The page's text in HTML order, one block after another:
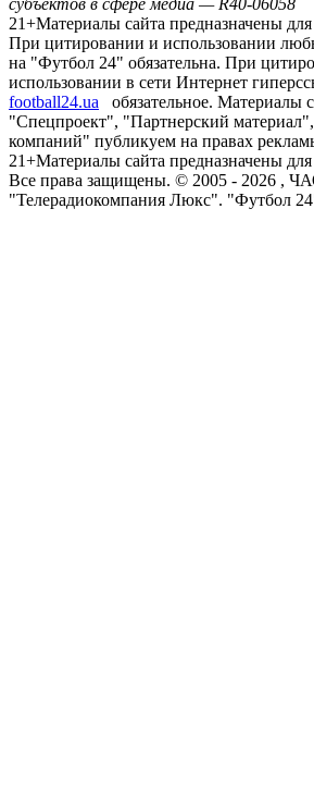
субъектов в сфере медиа — R40-06058
21+Материалы сайта предназначены
При цитировании и использовании
на "Футбол 24" обязательна. При
использовании в сети Интернет
football24.ua
обязательное. Материалы
"Спецпроект", "Партнерский
компаний" публикуем на правах
21+Материалы сайта предназначены
Все права защищены. © 2005 - 2026 ,
"Телерадиокомпания Люкс". "Футбол